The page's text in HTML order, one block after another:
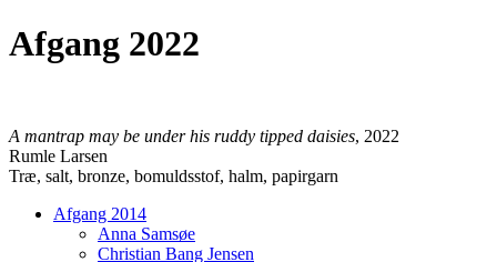
Afgang 2022
A mantrap may be under his ruddy tipped daisies, 2022
Rumle Larsen
Træ, salt, bronze, bomuldsstof, halm, papirgarn
Afgang 2014
Anna Samsøe
Christian Bang Jensen